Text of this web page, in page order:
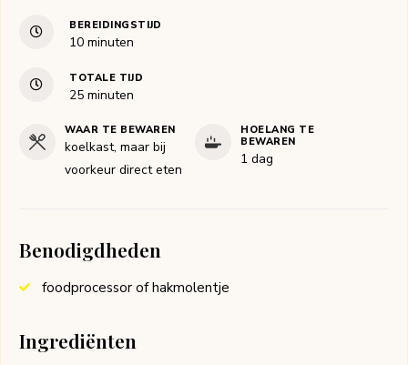
BEREIDINGSTIJD
10minuten
minuten
TOTALE TIJD
25minuten
minuten
WAAR TE BEWAREN
koelkast, maar bij
voorkeur direct eten
HOELANG TE
BEWAREN
1 dag
Benodigdheden
foodprocessor of hakmolentje
Ingrediënten